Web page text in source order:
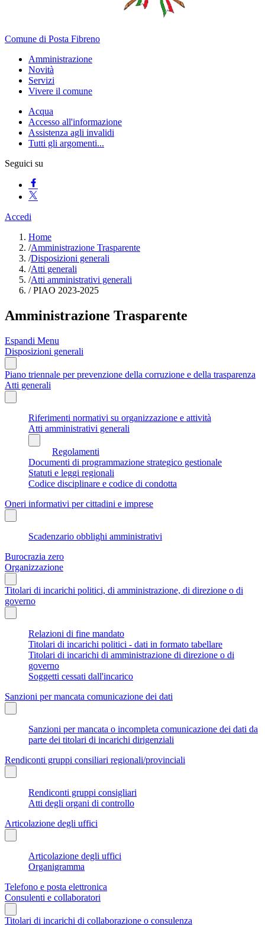
Comune di Posta Fibreno
Amministrazione
Novità
Servizi
Vivere il comune
Acqua
Accesso all'informazione
Assistenza agli invalidi
Tutti gli argomenti...
Seguici su
Accedi
Home
/Amministrazione Trasparente
/Disposizioni generali
/Atti generali
/Atti amministrativi generali
/PIAO 2023-2025
Amministrazione Trasparente
Espandi Menu
Disposizioni generali
Piano triennale per prevenzione della corruzione e della trasparenza
Atti generali
Riferimenti normativi su organizzazione e attività
Atti amministrativi generali
Regolamenti
Documenti di programmazione strategico gestionale
Statuti e leggi regionali
Codice disciplinare e codice di condotta
Oneri informativi per cittadini e imprese
Scadenzario obblighi amministrativi
Burocrazia zero
Organizzazione
Titolari di incarichi politici, di amministrazione, di direzione o di
governo
Relazioni di fine mandato
Titolari di incarichi politici - dati in formato tabellare
Titolari di incarichi di amministrazione di direzione o di
governo
Soggetti cessati dall'incarico
Sanzioni per mancata comunicazione dei dati
Sanzioni per mancata o incompleta comunicazione dei dati da
parte dei titolari di incarichi dirigenziali
Rendiconti gruppi consiliari regionali/provinciali
Rendiconti gruppi consigliari
Atti degli organi di controllo
Articolazione degli uffici
Articolazione degli uffici
Organigramma
Telefono e posta elettronica
Consulenti e collaboratori
Titolari di incarichi di collaborazione o consulenza